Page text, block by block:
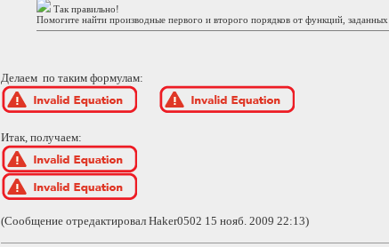
Так правильно!
Помогите найти производные первого и второго порядков от функций,
Делаем по таким формулам:
Итак, получаем:
(Сообщение отредактировал Haker0502 15 нояб. 2009 22:13)